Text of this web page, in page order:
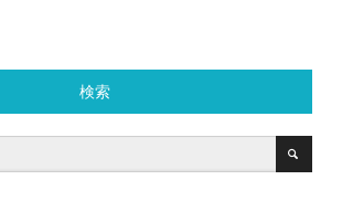
検索